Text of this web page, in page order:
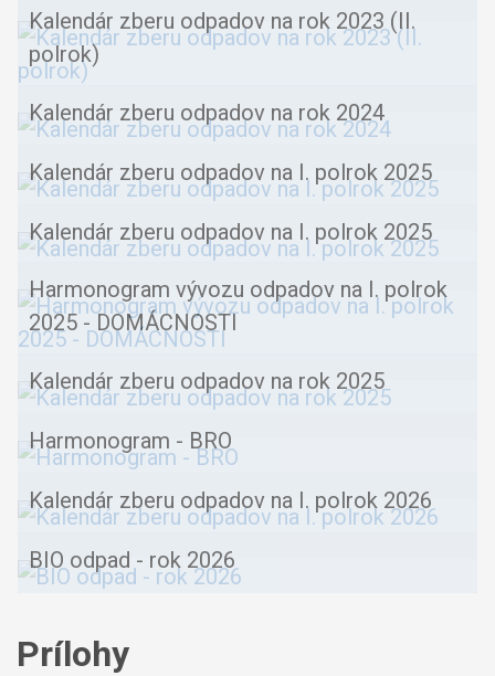
Kalendár zberu odpadov na rok 2023 (II.
polrok)
Kalendár zberu odpadov na rok 2024
Kalendár zberu odpadov na I. polrok 2025
Kalendár zberu odpadov na I. polrok 2025
Harmonogram vývozu odpadov na I. polrok
2025 - DOMÁCNOSTI
Kalendár zberu odpadov na rok 2025
Harmonogram - BRO
Kalendár zberu odpadov na I. polrok 2026
BIO odpad - rok 2026
Prílohy